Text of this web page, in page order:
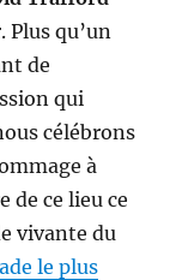
qu’un
de
qui
célébrons
à
de ce lieu ce
vivante du
le plus